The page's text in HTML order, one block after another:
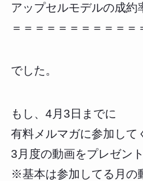
アップセルモデルの成約
＝＝＝＝＝＝＝＝＝＝＝
でした。
もし、4月3日までに
有料メルマガに参加して
3月度の動画をプレゼント
※基本は参加してる月の